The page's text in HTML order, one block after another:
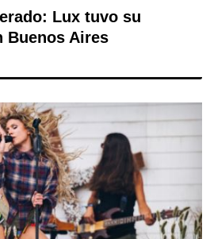
Lux tuvo su
Buenos Aires